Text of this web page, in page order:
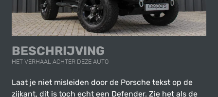
BESCHRIJVING
HET VERHAAL ACHTER DEZE AUTO
Laat je niet misleiden door de Porsche tekst op de
zijkant, dit is toch echt een Defender. Zie het als de